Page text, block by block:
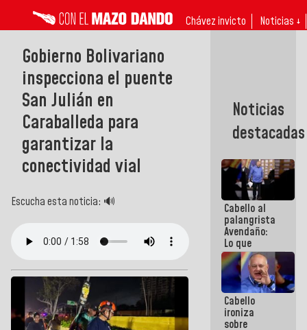
Chávez invicto Noticias ↓
Gobierno Bolivariano
inspecciona el puente
San Julián en
Caraballeda para
garantizar la
conectividad vial
Escucha esta noticia: 🔊
Noticias
destacadas
Cabello al
palangrista
Avendaño:
Lo que
vayas a
escribir
hazlo hoy
por que no
sabemos si
la semana
que viene
Cabello
ironiza
sobre